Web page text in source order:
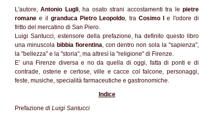
L'autore,Antonio Lugli, ha osato strani accostamenti tra le pietre
romane e il granduca Pietro Leopoldo, tra Cosimo I
e l'odore di
fritto del mercatino di San Piero.
Luigi Santucci, estensore della prefazione, ha definito questo libro
una minuscola bibbia fiorentina, con dentro non sola la "sapienza",
la "bellezza" e la "storia", ma altresì la "religione" di Firenze.
E' una Firenze diversa e no da quella di oggi, fatta di ponti e di
contrade, osterie e certose, ville e cacce col falcone, personaggi,
feste, musiche, specialità farmaceutiche e gastronomiche.
Indice
Prefazione di Luigi Santucci